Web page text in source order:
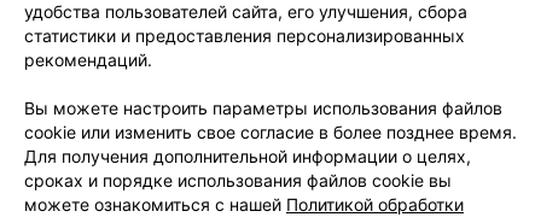
Написать руководителю 103.by
Обработка персональных данных
удобства пользователей сайта, его улучшения, сбора
статистики и предоставления персонализированных
рекомендаций.
Вы можете настроить параметры использования файлов
cookie или изменить свое согласие в более позднее время.
Для получения дополнительной информации о целях,
сроках и порядке использования файлов cookie вы
можете ознакомиться с нашей Политикой обработки